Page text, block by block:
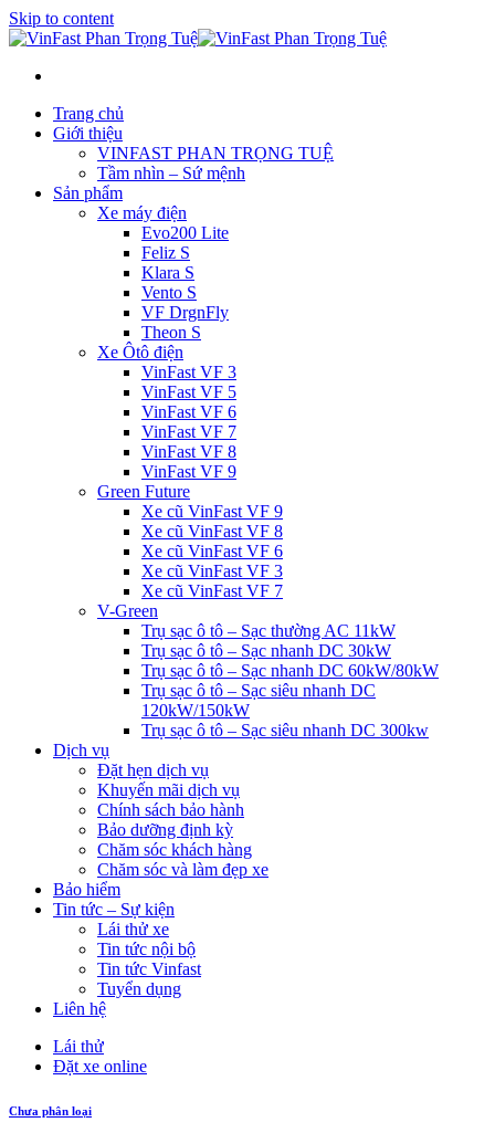
Skip to content
Trang chủ
Giới thiệu
VINFAST PHAN TRỌNG TUỆ
Tầm nhìn – Sứ mệnh
Sản phẩm
Xe máy điện
Evo200 Lite
Feliz S
Klara S
Vento S
VF DrgnFly
Theon S
Xe Ôtô điện
VinFast VF 3
VinFast VF 5
VinFast VF 6
VinFast VF 7
VinFast VF 8
VinFast VF 9
Green Future
Xe cũ VinFast VF 9
Xe cũ VinFast VF 8
Xe cũ VinFast VF 6
Xe cũ VinFast VF 3
Xe cũ VinFast VF 7
V-Green
Trụ sạc ô tô – Sạc thường AC 11kW
Trụ sạc ô tô – Sạc nhanh DC 30kW
Trụ sạc ô tô – Sạc nhanh DC 60kW/80kW
Trụ sạc ô tô – Sạc siêu nhanh DC
120kW/150kW
Trụ sạc ô tô – Sạc siêu nhanh DC 300kw
Dịch vụ
Đặt hẹn dịch vụ
Khuyến mãi dịch vụ
Chính sách bảo hành
Bảo dưỡng định kỳ
Chăm sóc khách hàng
Chăm sóc và làm đẹp xe
Bảo hiểm
Tin tức – Sự kiện
Lái thử xe
Tin tức nội bộ
Tin tức Vinfast
Tuyển dụng
Liên hệ
Lái thử
Đặt xe online
Chưa phân loại